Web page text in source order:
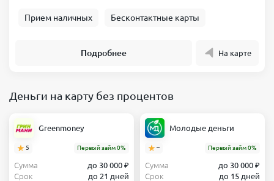
Прием наличных Бесконтактные карты
Подробнее На карте
Деньги на карту без процентов
Greenmoney
5 Первый займ 0%
Сумма
до 30 000 ₽
Срок
до 21 дней
Молодые деньги
– Первый займ 0%
Сумма
до 30 000 ₽
Срок
до 15 дней